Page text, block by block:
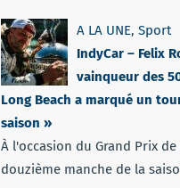
A LA UNE, Sport
IndyCar – Felix
vainqueur des
Long Beach a marqué un
saison »
À l'occasion du Grand Prix
douzième manche de la